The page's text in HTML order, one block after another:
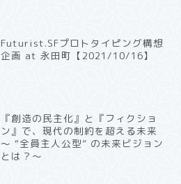
Futurist.SFプロトタイピング構想
企画 at 永田町【2021/10/16】
『創造の民主化』と『フィクショ
ン』で、現代の制約を超える未来
〜 “全員主人公型” の未来ビジョン
とは？〜